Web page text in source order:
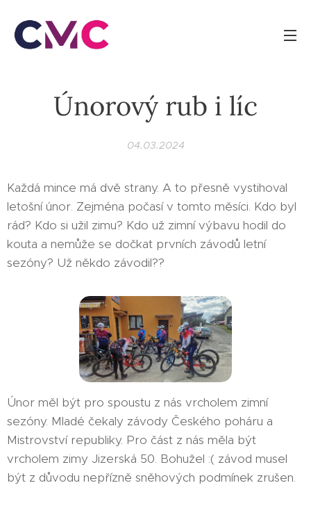
Únorový rub i líc
04.03.2024
Každá mince má dvě strany. A to přesně vystihoval
letošní únor. Zejména počasí v tomto měsíci. Kdo byl
rád? Kdo si užil zimu? Kdo už zimní výbavu hodil do
kouta a nemůže se dočkat prvních závodů letní
sezóny? Už někdo závodil??
Únor měl být pro spoustu z nás vrcholem zimní
sezóny. Mladé čekaly závody Českého poháru a
Mistrovství republiky. Pro část z nás měla být
vrcholem zimy Jizerská 50. Bohužel :( závod musel
být z důvodu nepřízně sněhových podmínek zrušen.